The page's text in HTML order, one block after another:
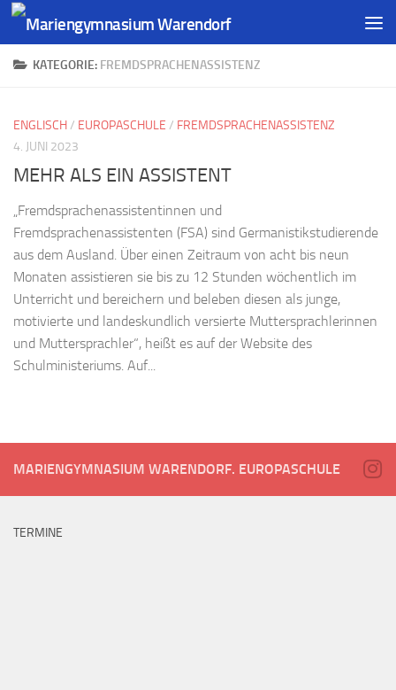
KATEGORIE: FREMDSPRACHENASSISTENZ
ENGLISCH/ EUROPASCHULE / FREMDSPRACHENASSISTENZ
4. JUNI 2023
MEHR ALS EIN ASSISTENT
„Fremdsprachenassistentinnen und
Fremdsprachenassistenten (FSA) sind Germanistikstudierende
aus dem Ausland. Über einen Zeitraum von acht bis neun
Monaten assistieren sie bis zu 12 Stunden wöchentlich im
Unterricht und bereichern und beleben diesen als junge,
motivierte und landeskundlich versierte Muttersprachlerinnen
und Muttersprachler“, heißt es auf der Website des
Schulministeriums. Auf...
MARIENGYMNASIUM WARENDORF. EUROPASCHULE
TERMINE